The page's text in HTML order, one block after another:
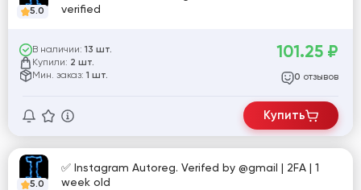
5.0
verified
В наличии: 13 шт.
Купили: 2 шт.
Мин. заказ: 1 шт.
101.25 ₽
0 отзывов
Купить
5.0
✅ Instagram Autoreg. Verifed by @gmail | 2FA | 1
week old